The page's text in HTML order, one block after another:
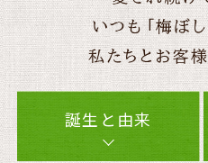
お問い合わせフ
閉じる
誕生と由来